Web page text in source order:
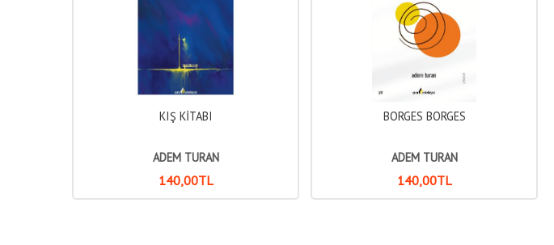
KIŞ KİTABI
ADEM TURAN
140,00TL
BORGES BORGES
ADEM TURAN
140,00TL